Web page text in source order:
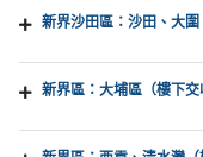
新界沙田區：沙田、大圍
新界區：大埔區（樓下交